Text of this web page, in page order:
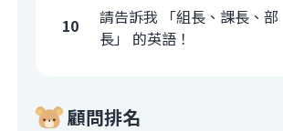
10
請告訴我 「組長、課長、部
長」 的英語！
顧問排名